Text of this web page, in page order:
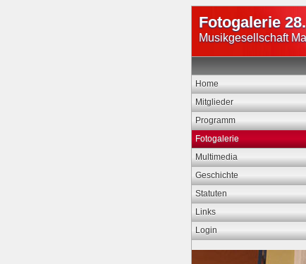
Fotogalerie
Musikgesellschaft
Home
Mitglieder
Programm
Fotogalerie
Multimedia
Geschichte
Statuten
Links
Login